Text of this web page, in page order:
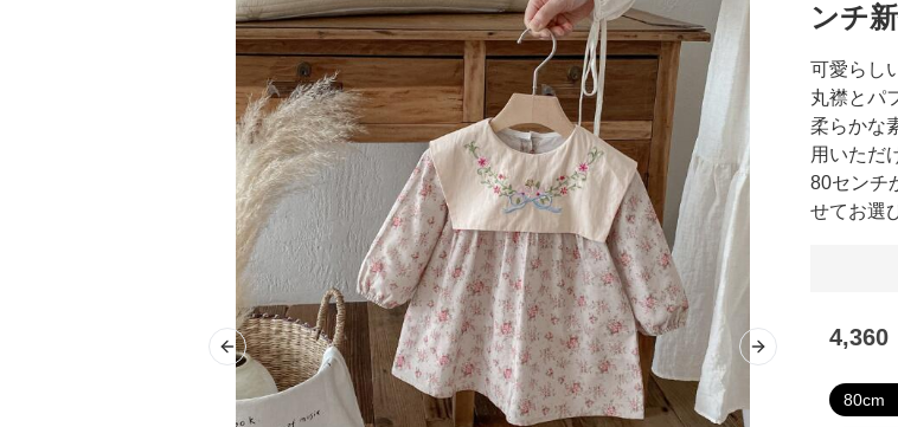
Previous slide Next slide
ンチ
可愛らし
丸襟とパ
柔らかな
用いただ
80センチ
せてお選
4,360
80cm